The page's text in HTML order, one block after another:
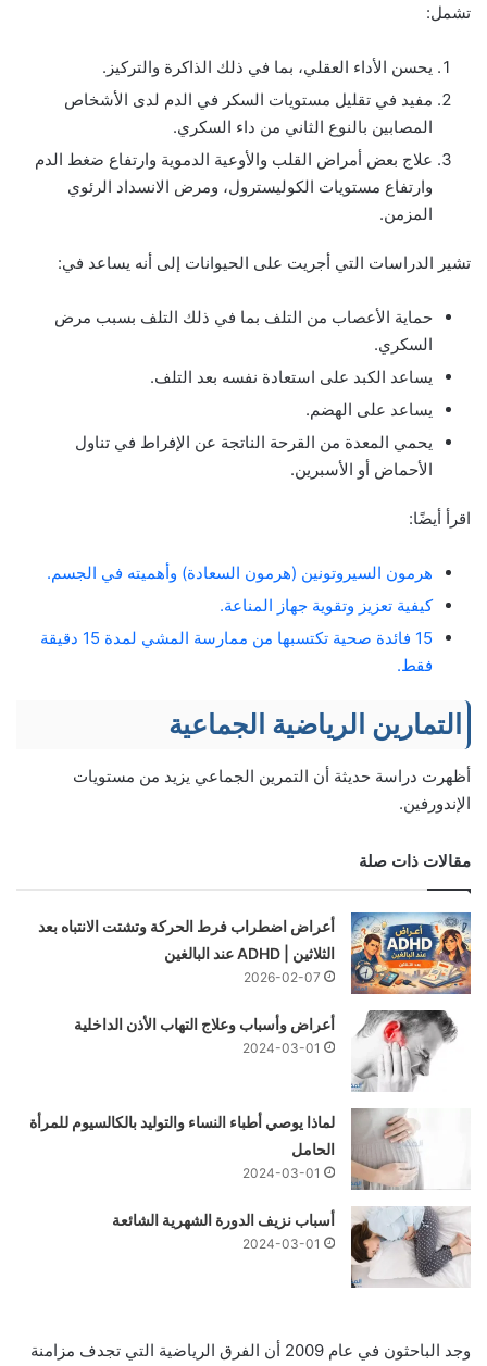
تشمل:
يحسن الأداء العقلي، بما في ذلك الذاكرة والتركيز.
مفيد في تقليل مستويات السكر في الدم لدى الأشخاص
المصابين بالنوع الثاني من داء السكري.
علاج بعض أمراض القلب والأوعية الدموية وارتفاع ضغط الدم
وارتفاع مستويات الكوليسترول، ومرض الانسداد الرئوي
المزمن.
تشير الدراسات التي أجريت على الحيوانات إلى أنه يساعد في:
حماية الأعصاب من التلف بما في ذلك التلف بسبب مرض
السكري.
يساعد الكبد على استعادة نفسه بعد التلف.
يساعد على الهضم.
يحمي المعدة من القرحة الناتجة عن الإفراط في تناول
الأحماض أو الأسبرين.
اقرأ أيضًا:
هرمون السيروتونين (هرمون السعادة) وأهميته في الجسم.
كيفية تعزيز وتقوية جهاز المناعة.
15 فائدة صحية تكتسبها من ممارسة المشي لمدة 15 دقيقة
فقط.
التمارين الرياضية الجماعية
أظهرت دراسة حديثة أن التمرين الجماعي يزيد من مستويات
الإندورفين.
مقالات ذات صلة
أعراض اضطراب فرط الحركة وتشتت الانتباه بعد
الثلاثين | ADHD عند البالغين
2026-02-07
أعراض وأسباب وعلاج التهاب الأذن الداخلية
2024-03-01
لماذا يوصي أطباء النساء والتوليد بالكالسيوم للمرأة
الحامل
2024-03-01
أسباب نزيف الدورة الشهرية الشائعة
2024-03-01
وجد الباحثون في عام 2009 أن الفرق الرياضية التي تجدف مزامنة